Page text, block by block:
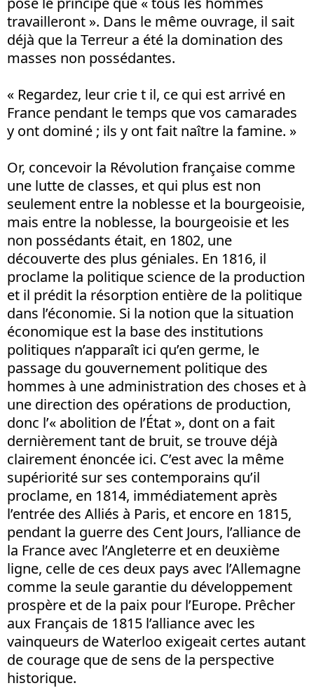
travailleront ». Dans le même ouvrage, il sait
déjà que la Terreur a été la domination des
masses non possédantes.
« Regardez, leur crie t il, ce qui est arrivé en
France pendant le temps que vos camarades
y ont dominé ; ils y ont fait naître la famine. »
Or, concevoir la Révolution française comme
une lutte de classes, et qui plus est non
seulement entre la noblesse et la bourgeoisie,
mais entre la noblesse, la bourgeoisie et les
non possédants était, en 1802, une
découverte des plus géniales. En 1816, il
proclame la politique science de la production
et il prédit la résorption entière de la politique
dans l’économie. Si la notion que la situation
économique est la base des institutions
politiques n’apparaît ici qu’en germe, le
passage du gouvernement politique des
hommes à une administration des choses et à
une direction des opérations de production,
donc l’« abolition de l’État », dont on a fait
dernièrement tant de bruit, se trouve déjà
clairement énoncée ici. C’est avec la même
supériorité sur ses contemporains qu’il
proclame, en 1814, immédiatement après
l’entrée des Alliés à Paris, et encore en 1815,
pendant la guerre des Cent Jours, l’alliance de
la France avec l’Angleterre et en deuxième
ligne, celle de ces deux pays avec l’Allemagne
comme la seule garantie du développement
prospère et de la paix pour l’Europe. Prêcher
aux Français de 1815 l’alliance avec les
vainqueurs de Waterloo exigeait certes autant
de courage que de sens de la perspective
historique.